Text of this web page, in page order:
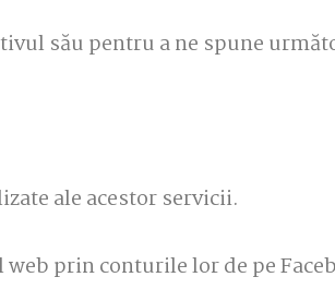
său pentru a ne spune
ale acestor servicii.
prin conturile lor de pe